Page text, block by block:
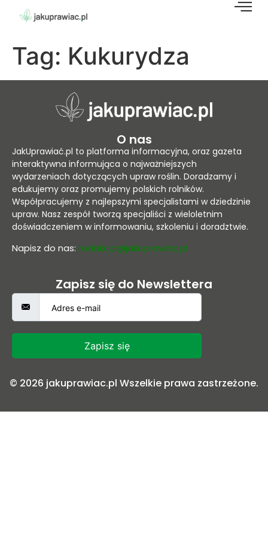
Tag: Kukurydza
O nas
JakUprawiać.pl to platforma informacyjna, oraz gazeta
interaktywna informująca o najważniejszych
wydarzeniach dotyczących upraw roślin. Doradzamy i
edukujemy oraz promujemy polskich rolników.
Współpracujemy z najlepszymi specjalistami w dziedzinie
upraw. Nasz zespół tworzą specjaliści z wieloletnim
doświadczeniem w informowaniu, szkoleniu i doradztwie.
Napisz do nas: redakcja@jakuprawiac.pl
Zapisz się do Newslettera
Zapisz się
© 2026 jakuprawiac.pl Wszelkie prawa zastrzeżone.